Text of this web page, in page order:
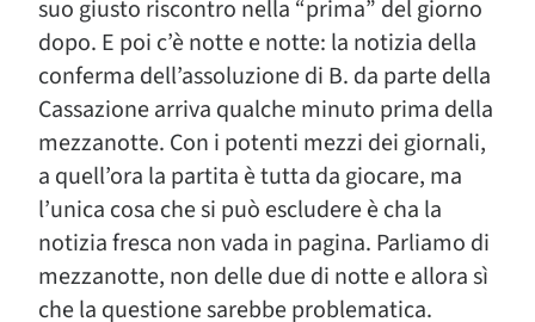
suo giusto riscontro nella “prima” del giorno
dopo. E poi c’è notte e notte: la notizia della
conferma dell’assoluzione di B. da parte della
Cassazione arriva qualche minuto prima della
mezzanotte. Con i potenti mezzi dei giornali,
a quell’ora la partita è tutta da giocare, ma
l’unica cosa che si può escludere è cha la
notizia fresca non vada in pagina. Parliamo di
mezzanotte, non delle due di notte e allora sì
che la questione sarebbe problematica.